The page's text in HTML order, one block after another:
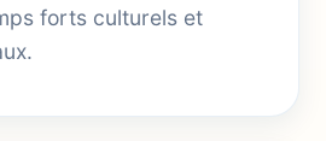
forts culturels et